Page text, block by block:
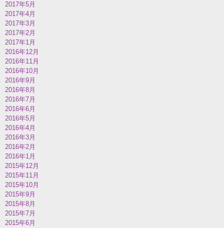
2017年5月
2017年4月
2017年3月
2017年2月
2017年1月
2016年12月
2016年11月
2016年10月
2016年9月
2016年8月
2016年7月
2016年6月
2016年5月
2016年4月
2016年3月
2016年2月
2016年1月
2015年12月
2015年11月
2015年10月
2015年9月
2015年8月
2015年7月
2015年6月